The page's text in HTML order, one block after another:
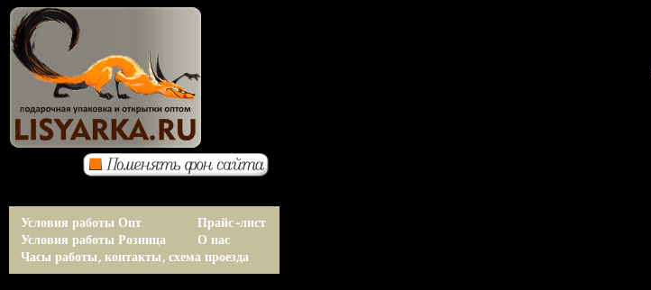
Условия работы Опт
Условия работы Розница
Прайс-лист
О нас
Часы работы, контакты, схема проезда